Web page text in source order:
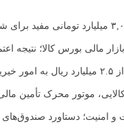
مالی بورس کالا؛ نتیجه
موتور محرک تأمین
و امنیت؛ دستاورد